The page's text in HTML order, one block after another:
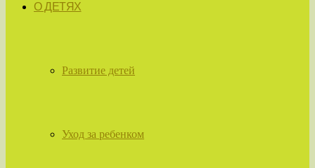
О ДЕТЯХ
Развитие детей
Уход за ребенком